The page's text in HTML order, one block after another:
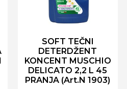
SOFT TEČNI
DETERDŽENT
KONCENT MUSCHIO
DELICATO 2,2 L 45
PRANJA (Art.N 1903)